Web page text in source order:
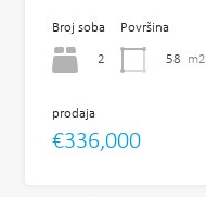
Broj soba
2
Površina
58 m2
prodaja
€336,000